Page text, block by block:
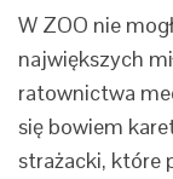
W ZOO nie
największych
ratownictwa
się bowiem
strażacki, które